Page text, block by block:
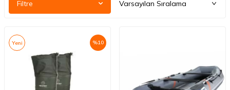
Filtre
%10
Yeni